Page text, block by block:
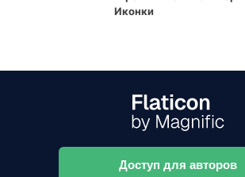
Иконки
Доступ для авторов